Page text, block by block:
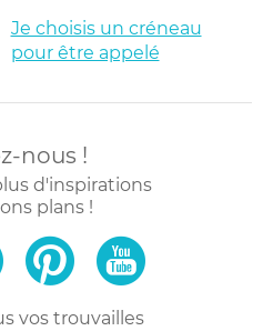
Je choisis un créneau
pour être appelé
nous !
d'inspirations
plans !
vos trouvailles